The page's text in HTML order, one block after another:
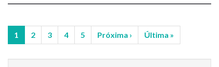
1 2 3 4 5 Próxima › Última »